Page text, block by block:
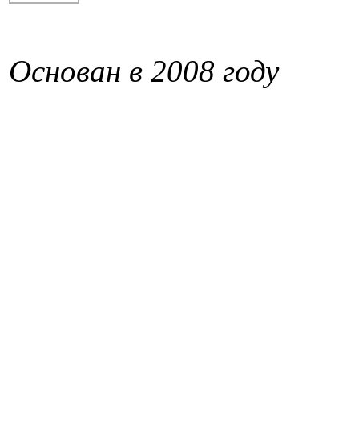
Основан в 2008 году